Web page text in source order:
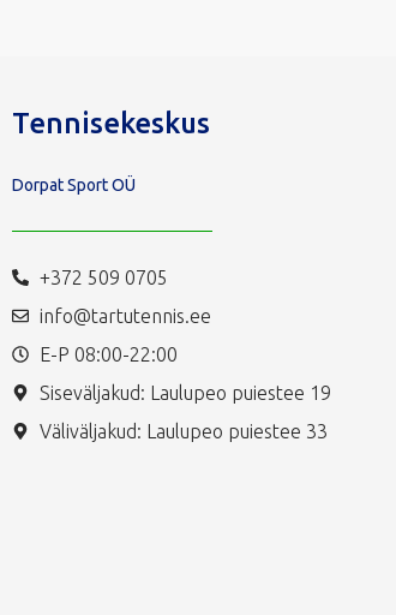
Tennisekeskus
Dorpat Sport OÜ
+372 509 0705
info@tartutennis.ee
E-P 08:00-22:00
Siseväljakud: Laulupeo puiestee 19
Väliväljakud: Laulupeo puiestee 33